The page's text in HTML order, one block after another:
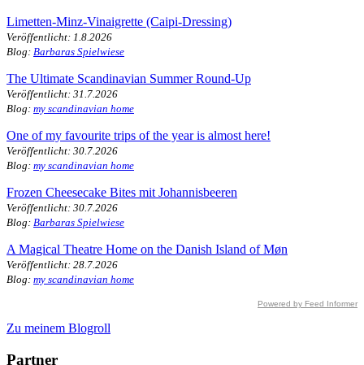
Limetten-Minz-Vinaigrette (Caipi-Dressing)
Veröffentlicht: 1.8.2026
Blog: Barbaras Spielwiese
The Ultimate Scandinavian Summer Round-Up
Veröffentlicht: 31.7.2026
Blog: my scandinavian home
One of my favourite trips of the year is almost here!
Veröffentlicht: 30.7.2026
Blog: my scandinavian home
Frozen Cheesecake Bites mit Johannisbeeren
Veröffentlicht: 30.7.2026
Blog: Barbaras Spielwiese
A Magical Theatre Home on the Danish Island of Møn
Veröffentlicht: 28.7.2026
Blog: my scandinavian home
Powered by Feed Informer
Zu meinem Blogroll
Partner